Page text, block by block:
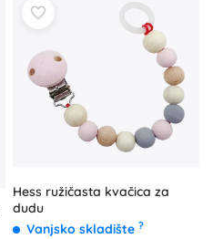
Hess ružičasta kvačica za
dudu
Vanjsko skladište ?